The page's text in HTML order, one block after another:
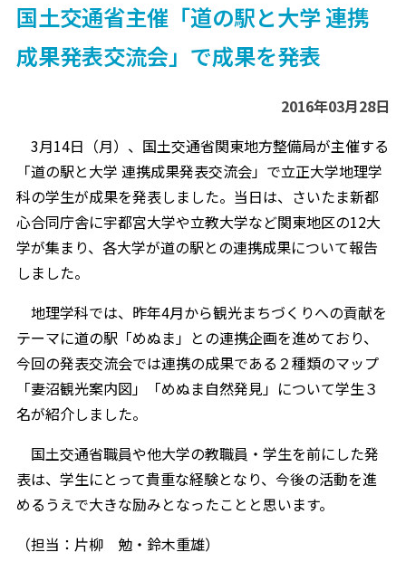
国土交通省主催「道の駅と大学 連携
成果発表交流会」で成果を発表
2016年03月28日
3月14日（月）、国土交通省関東地方整備局が主催する
「道の駅と大学 連携成果発表交流会」で立正大学地理学
科の学生が成果を発表しました。当日は、さいたま新都
心合同庁舎に宇都宮大学や立教大学など関東地区の12大
学が集まり、各大学が道の駅との連携成果について報告
しました。
地理学科では、昨年4月から観光まちづくりへの貢献を
テーマに道の駅「めぬま」との連携企画を進めており、
今回の発表交流会では連携の成果である２種類のマップ
「妻沼観光案内図」「めぬま自然発見」について学生３
名が紹介しました。
国土交通省職員や他大学の教職員・学生を前にした発
表は、学生にとって貴重な経験となり、今後の活動を進
めるうえで大きな励みとなったことと思います。
（担当：片柳 勉・鈴木重雄）